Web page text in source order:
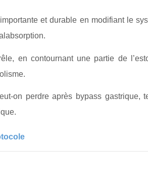
et durable en modifiant le
en contournant une partie de
on perdre après bypass gastrique,